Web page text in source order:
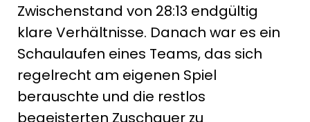
Zwischenstand von 28:13 endgültig
klare Verhältnisse. Danach war es ein
Schaulaufen eines Teams, das sich
regelrecht am eigenen Spiel
berauschte und die restlos
begeisterten Zuschauer zu